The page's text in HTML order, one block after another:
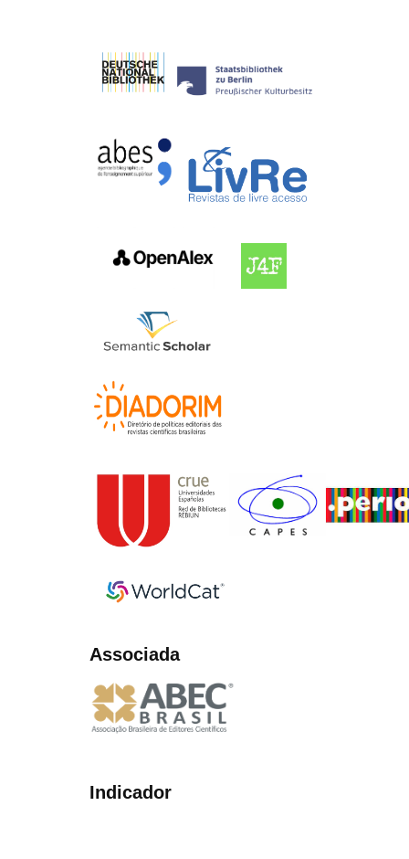
Associada
Indicador